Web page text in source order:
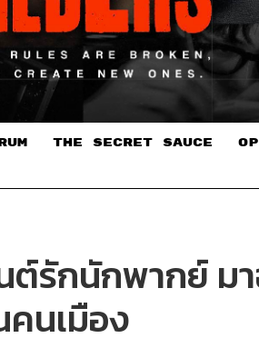
THE SECRET SAUCE​
ต์รักนักพากย์ ม
นเมือง